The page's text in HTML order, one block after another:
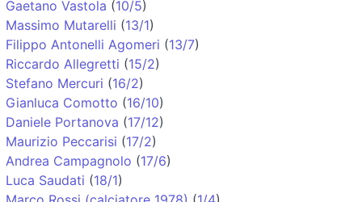
Gaetano Vastola (10/5)
Massimo Mutarelli (13/1)
Filippo Antonelli Agomeri (13/7)
Riccardo Allegretti (15/2)
Stefano Mercuri (16/2)
Gianluca Comotto (16/10)
Daniele Portanova (17/12)
Maurizio Peccarisi (17/2)
Andrea Campagnolo (17/6)
Luca Saudati (18/1)